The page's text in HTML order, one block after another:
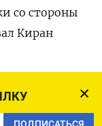
со стороны
Киран